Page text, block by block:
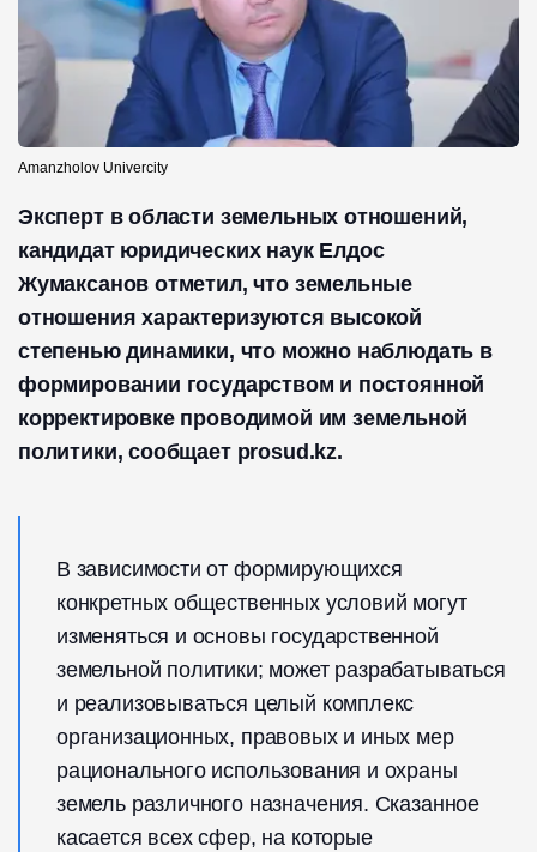
Amanzholov Univercity
Эксперт в области земельных отношений,
кандидат юридических наук Елдос
Жумаксанов отметил, что земельные
отношения характеризуются высокой
степенью динамики, что можно наблюдать в
формировании государством и постоянной
корректировке проводимой им земельной
политики, сообщает prosud.kz.
В зависимости от формирующихся
конкретных общественных условий могут
изменяться и основы государственной
земельной политики; может разрабатываться
и реализовываться целый комплекс
организационных, правовых и иных мер
рационального использования и охраны
земель различного назначения. Сказанное
касается всех сфер, на которые